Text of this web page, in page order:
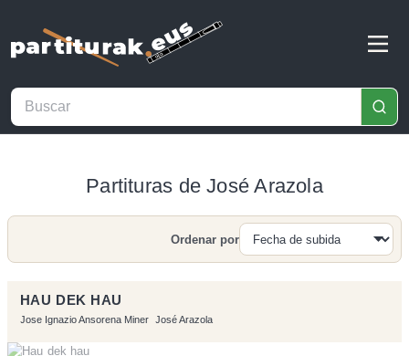
Partituras de José Arazola
Buscar
Ordenar por
HAU DEK HAU
Jose Ignazio Ansorena Miner José Arazola